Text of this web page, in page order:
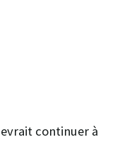
continuer à